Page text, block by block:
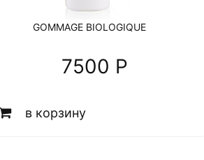
GOMMAGE BIOLOGIQUE
7500 P
в корзину